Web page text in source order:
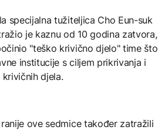
specijalna tužiteljica Cho Eun-suk
je kaznu od 10 godina zatvora,
"teško krivično djelo" time što
institucije s ciljem prikrivanja i
djela.
ove sedmice također zatražili